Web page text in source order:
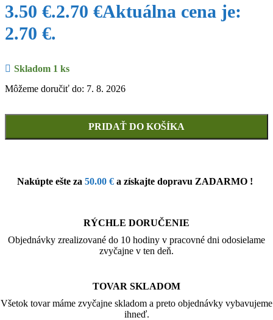
3.50 €.2.70 €Aktuálna cena je:
2.70 €.
Skladom 1 ks
Môžeme doručiť do: 7. 8. 2026
PRIDAŤ DO KOŠÍKA
Nakúpte ešte za 50.00 € a získajte dopravu ZADARMO !
RÝCHLE DORUČENIE
Objednávky zrealizované do 10 hodiny v pracovné dni odosielame
zvyčajne v ten deň.
TOVAR SKLADOM
Všetok tovar máme zvyčajne skladom a preto objednávky vybavujeme
ihneď.